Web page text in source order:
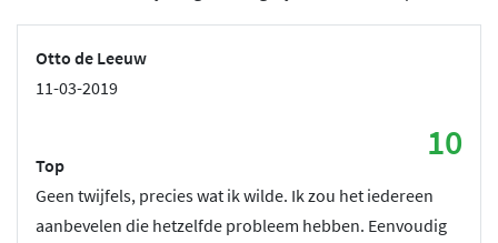
Otto de Leeuw
11-03-2019
10
Top
Geen twijfels, precies wat ik wilde. Ik zou het iedereen
aanbevelen die hetzelfde probleem hebben. Eenvoudig